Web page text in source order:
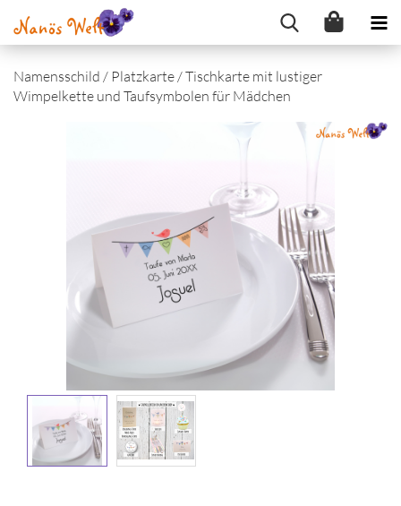
Namensschild / Platzkarte / Tischkarte mit lustiger
Wimpelkette und Taufsymbolen für Mädchen